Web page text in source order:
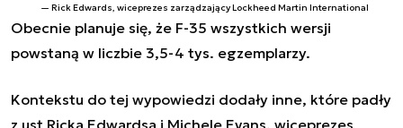
Rick Edwards, wiceprezes zarządzający Lockheed Martin International
Obecnie planuje się, że F-35 wszystkich wersji
powstaną w liczbie 3,5-4 tys. egzemplarzy.
Kontekstu do tej wypowiedzi dodały inne, które padły
z ust Ricka Edwardsa i Michele Evans, wiceprezes